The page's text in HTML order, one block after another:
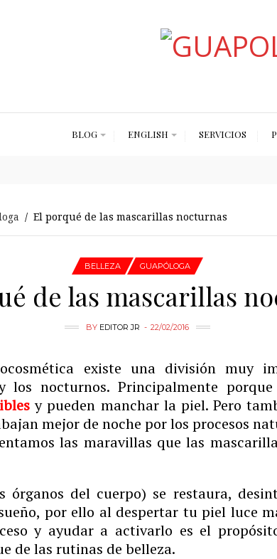
BLOG ENGLISH SERVICIOS
/ El porqué de las mascarillas nocturnas
BELLEZA GUAPÓLOGA
de las mascarillas
BY EDITOR JR 22/02/2016
existe una división muy
los nocturnos. Principalmente porque
y pueden manchar la piel. Pero
mejor de noche por los procesos
las maravillas que las
órganos del cuerpo) se restaura,
por ello al despertar tu piel luce
y ayudar a activarlo es el
de las rutinas de belleza.